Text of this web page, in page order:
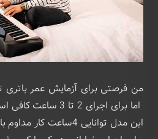
من فرصتی برای آزمایش عمر باتری
اما برای اجرای 2 تا
این مدل توانایی 4ساعت